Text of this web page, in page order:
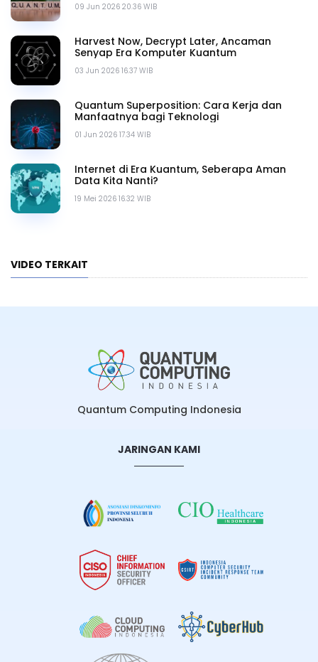
09 Jun 2026 20.36 WIB
03 Jun 2026 16.37 WIB
Harvest Now, Decrypt Later, Ancaman
Senyap Era Komputer Kuantum
01 Jun 2026 17.34 WIB
Quantum Superposition: Cara Kerja dan
Manfaatnya bagi Teknologi
19 Mei 2026 16.32 WIB
Internet di Era Kuantum, Seberapa Aman
Data Kita Nanti?
VIDEO TERKAIT
Quantum Computing Indonesia
JARINGAN KAMI